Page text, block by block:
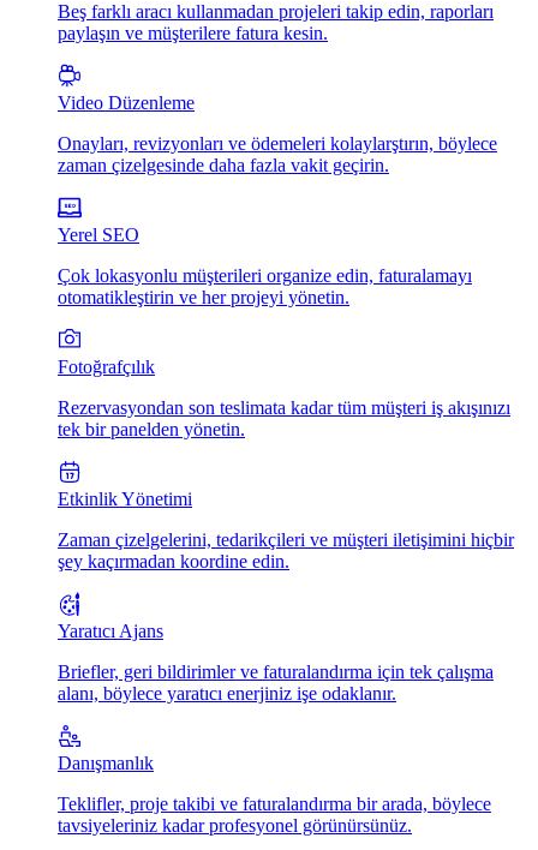
Beş farklı aracı kullanmadan projeleri takip edin, raporları
paylaşın ve müşterilere fatura kesin.
Video Düzenleme
Onayları, revizyonları ve ödemeleri kolaylarştırın, böylece
zaman çizelgesinde daha fazla vakit geçirin.
Yerel SEO
Çok lokasyonlu müşterileri organize edin, faturalamayı
otomatikleştirin ve her projeyi yönetin.
Fotoğrafçılık
Rezervasyondan son teslimata kadar tüm müşteri iş akışınızı
tek bir panelden yönetin.
Etkinlik Yönetimi
Zaman çizelgelerini, tedarikçileri ve müşteri iletişimini hiçbir
şey kaçırmadan koordine edin.
Yaratıcı Ajans
Briefler, geri bildirimler ve faturalandırma için tek çalışma
alanı, böylece yaratıcı enerjiniz işe odaklanır.
Danışmanlık
Teklifler, proje takibi ve faturalandırma bir arada, böylece
tavsiyeleriniz kadar profesyonel görünürsünüz.